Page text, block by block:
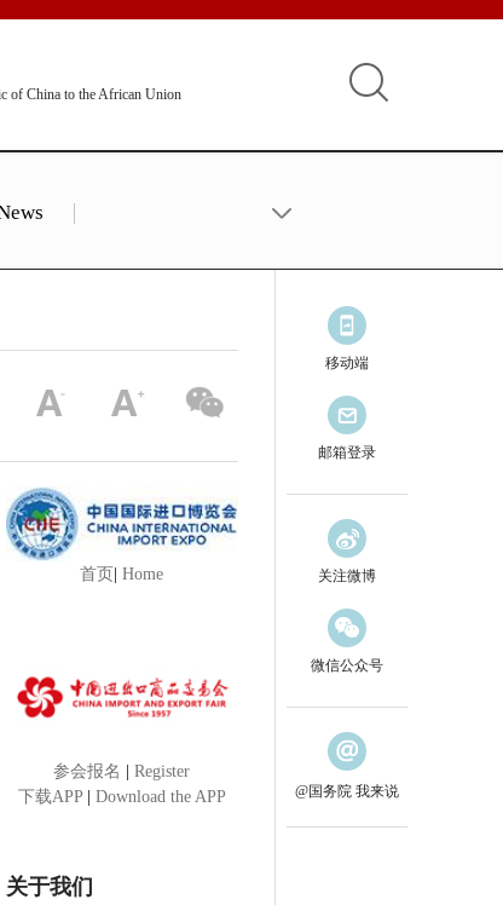
of China to the African Union
首页 |Home
参会报名 |Register
下载APP| Download the APP
关于我们
移动端
邮箱登录
关注微博
微信公众号
@国务院 我来说